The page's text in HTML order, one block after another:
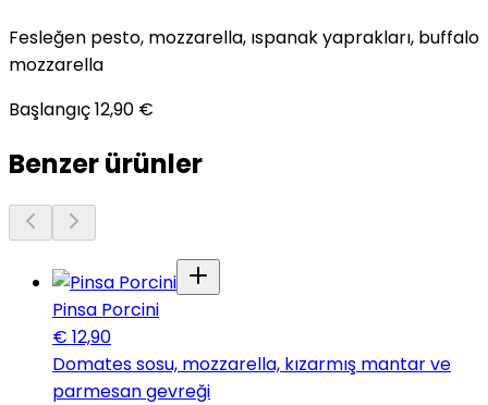
Fesleğen pesto, mozzarella, ıspanak yaprakları, buffalo
mozzarella
Başlangıç12,90 €
Benzer ürünler
Pinsa Porcini
€ 12,90
Domates sosu, mozzarella, kızarmış mantar ve
parmesan gevreği